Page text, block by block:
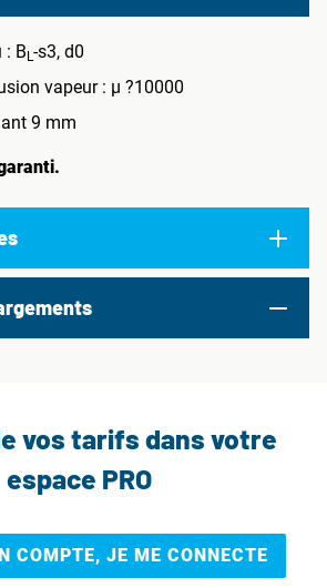
: B L-s3, d0
vapeur : µ ?10000
9 mm
vos tarifs dans votre
espace PRO
COMPTE, JE ME CONNECTE